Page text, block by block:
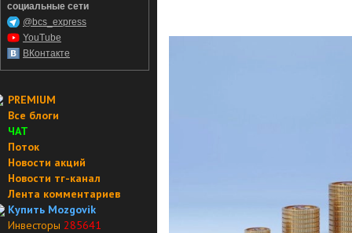
социальные сети
@bcs_express
YouTube
ВКонтакте
PREMIUM
Все блоги
ЧАТ
Поток
Новости акций
Новости тг-канал
Лента комментариев
Купить Mozgovik
Инвесторы 285641